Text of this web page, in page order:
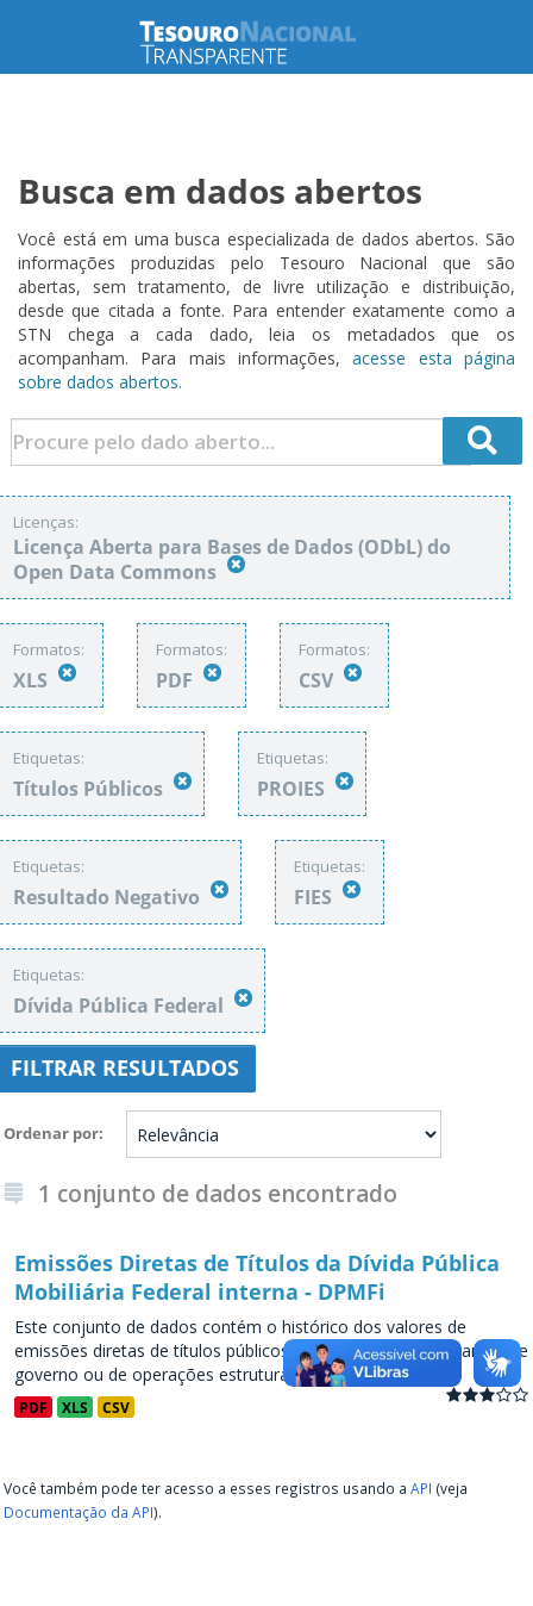
Busca em dados abertos
Você está em uma busca especializada de dados abertos. São
informações produzidas pelo Tesouro Nacional que são
abertas, sem tratamento, de livre utilização e distribuição,
desde que citada a fonte. Para entender exatamente como a
STN chega a cada dado, leia os metadados que os
acompanham. Para mais informações,acesse esta página
sobre dados abertos.
Licenças:
Licença Aberta para Bases de Dados (ODbL) do
Open Data Commons
Formatos:
XLS
Formatos:
PDF
Formatos:
CSV
Etiquetas:
Títulos Públicos
Etiquetas:
PROIES
Etiquetas:
Resultado Negativo
Etiquetas:
FIES
Etiquetas:
Dívida Pública Federal
FILTRAR RESULTADOS
Ordenar por
1 conjunto de dados encontrado
Emissões Diretas de Títulos da Dívida Pública
Mobiliária Federal interna - DPMFi
Este conjunto de dados contém o histórico dos valores de
emissões diretas de títulos públicos, decorrentes de programas de
governo ou de operações estruturadas, a partir de...
PDF XLS CSV
Você também pode ter acesso a esses registros usando a API (veja
Documentação da API).